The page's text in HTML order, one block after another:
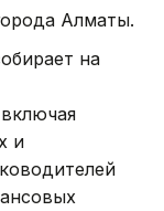
Алматы.
на
и